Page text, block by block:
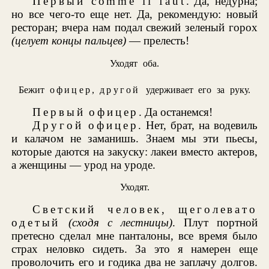
но все чего-то еще нет. Да, рекомендую: новый
ресторан; вчера нам подал свежий зеленый горох
(целует концы пальцев)— прелесть!
Уходят оба.
Бежит офицер ,другой удерживает его за руку.
Первый офицер . Да останемся!
Другой офицер . Нет, брат, на водевиль
и калачом не заманишь. Знаем мы эти пьесы,
которые даются на закуску: лакеи вместо актеров,
а женщины — урод на уроде.
Уходят.
Светский человек, щеголевато
одетый
(сходя с лестницы). Плут портной
претесно сделал мне панталоны, все время было
страх неловко сидеть. За это я намерен еще
проволочить его и годика два не заплачу долгов.